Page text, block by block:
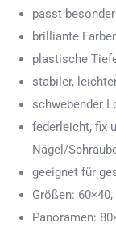
passt
brilliante
plastische
stabiler,
schwebender
federleicht, fix
Nägel/
geeignet für
Größen:
Panoramen: